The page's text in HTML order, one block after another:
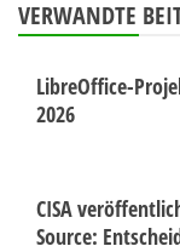
VERWANDTE
LibreOffice-
2026
CISA
Source: